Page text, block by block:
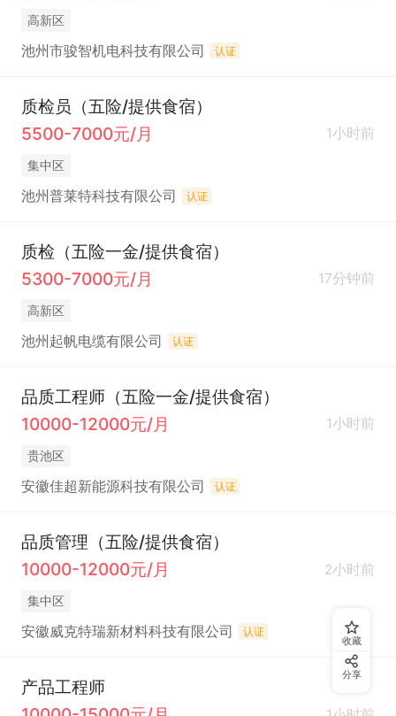
高新区
池州市骏智机电科技有限公司 认证
质检员（五险/提供食宿）
5500-7000元/月
1小时前
集中区
池州普莱特科技有限公司 认证
质检（五险一金/提供食宿）
5300-7000元/月
17分钟前
高新区
池州起帆电缆有限公司 认证
品质工程师（五险一金/提供食宿）
10000-12000元/月
1小时前
贵池区
安徽佳超新能源科技有限公司 认证
品质管理（五险/提供食宿）
10000-12000元/月
2小时前
集中区
安徽威克特瑞新材料科技有限公司 认证
产品工程师
收藏
分享